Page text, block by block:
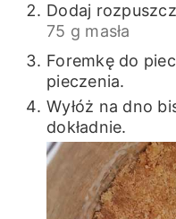
Dodaj
75 g masła
Foremkę do
pieczenia.
Wyłóż na dno
dokładnie.